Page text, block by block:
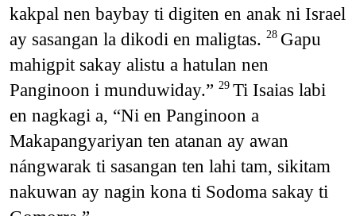
kakpal nen baybay ti digiten en anak ni Israel
ay sasangan la dikodi en maligtas. 28 Gapu
mahigpit sakay alistu a hatulan nen
Panginoon i munduwiday.” 29 Ti Isaias labi
en nagkagi a, “Ni en Panginoon a
Makapangyariyan ten atanan ay awan
nángwarak ti sasangan ten lahi tam, sikitam
nakuwan ay nagin kona ti Sodoma sakay ti